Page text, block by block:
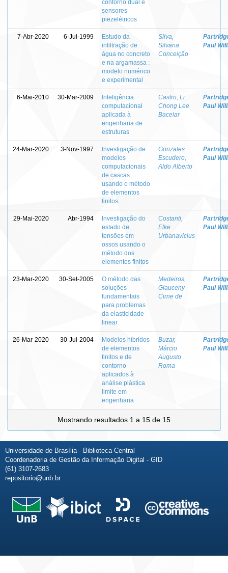
contorno dual e
sensores
piezelétricos
7-Abr-2020 6-Jul-1999
Estudo da
infiltração de
água no concreto
e na argamassa :
modelo numérico
e experimental
Silva,
Silvana
Conceição
Paul
6-Mai-2010 30-Mar-2009
Inteligência
computacional
aplicada à
engenharia de
estruturas
Castro, Li
Chong Lee
Bacelar
Paul
24-Mar-2020 3-Nov-1997
Investigação de
modelos
computacionais
de cascas
usando o método
de elementos
finitos
Gonzales
Escudero,
Aldo Alberto
Paul
29-Mai-2020 Abr-1994
Investigação do
estado de
tensões em
ossos usando o
método dos
elementos finitos
Costanti,
Elke
Urbanavicius
Paul
23-Mar-2020 30-Set-2005
O método das
soluções
fundamentais
para problemas
da elasticidade
linear
Medeiros,
Glauceny
Cirne de
Paul
26-Mar-2020 30-Jul-2004
Modelos híbridos
de elementos
finitos e de
contorno
aplicados à
análise plástica
limite em
engenharia
Buzar,
Márcio
Augusto
Roma
Paul
Mostrando resultados 1 a 15 de 15
Universidade de Brasília - Biblioteca Central
Coordenadoria de Gestão da Informação Digital - GID
(61) 3107-2683
repositorio@unb.br